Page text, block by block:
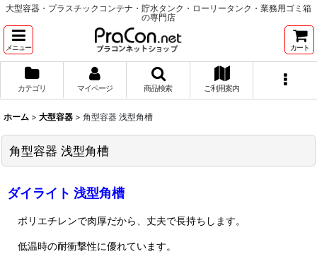
大型容器・プラスチックコンテナ・貯水タンク・ローリータンク・業務用ゴミ箱
の専門店
メニュー カート
カテゴリ マイページ 商品検索 ご利用案内
ホーム > 大型容器 > 角型容器 浅型角槽
角型容器 浅型角槽
ダイライト 浅型角槽
ポリエチレンで肉厚だから、丈夫で長持ちします。
低温時の耐衝撃性に優れています。